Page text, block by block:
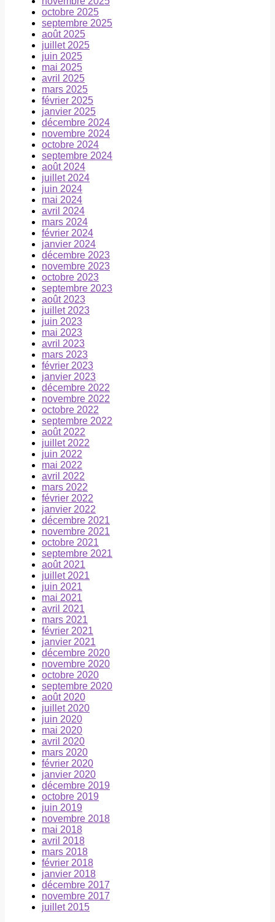
octobre 2025
septembre 2025
août 2025
juillet 2025
juin 2025
mai 2025
avril 2025
mars 2025
février 2025
janvier 2025
décembre 2024
novembre 2024
octobre 2024
septembre 2024
août 2024
juillet 2024
juin 2024
mai 2024
avril 2024
mars 2024
février 2024
janvier 2024
décembre 2023
novembre 2023
octobre 2023
septembre 2023
août 2023
juillet 2023
juin 2023
mai 2023
avril 2023
mars 2023
février 2023
janvier 2023
décembre 2022
novembre 2022
octobre 2022
septembre 2022
août 2022
juillet 2022
juin 2022
mai 2022
avril 2022
mars 2022
février 2022
janvier 2022
décembre 2021
novembre 2021
octobre 2021
septembre 2021
août 2021
juillet 2021
juin 2021
mai 2021
avril 2021
mars 2021
février 2021
janvier 2021
décembre 2020
novembre 2020
octobre 2020
septembre 2020
août 2020
juillet 2020
juin 2020
mai 2020
avril 2020
mars 2020
février 2020
janvier 2020
décembre 2019
octobre 2019
juin 2019
novembre 2018
mai 2018
avril 2018
mars 2018
février 2018
janvier 2018
décembre 2017
novembre 2017
juillet 2015